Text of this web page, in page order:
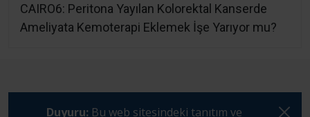
CAIRO6: Peritona Yayılan Kolorektal Kanserde
Ameliyata Kemoterapi Eklemek İşe Yarıyor mu?
Duyuru: Bu web sitesindeki tanıtım ve